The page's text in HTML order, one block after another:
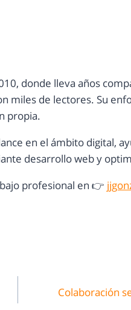
donde lleva años
miles de lectores. Su
propia.
en el ámbito digital,
desarrollo web y
profesional en 👉
Colaboración